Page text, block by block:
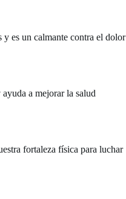
y es un calmante contra el dolor
a mejorar la salud
fortaleza física para luchar